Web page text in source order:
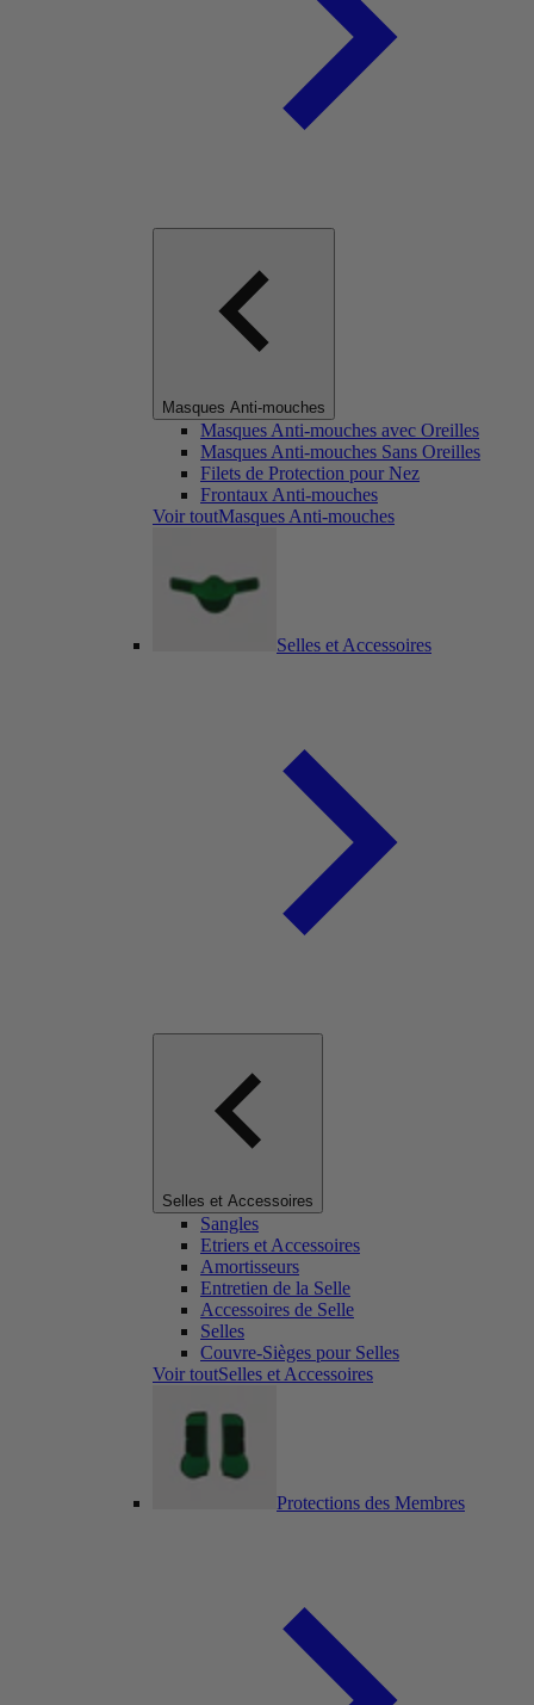
Masques Anti-mouches
Masques Anti-mouches avec Oreilles
Masques Anti-mouches Sans Oreilles
Filets de Protection pour Nez
Frontaux Anti-mouches
Voir toutMasques Anti-mouches
Selles et Accessoires
Selles et Accessoires
Sangles
Etriers et Accessoires
Amortisseurs
Entretien de la Selle
Accessoires de Selle
Selles
Couvre-Sièges pour Selles
Voir toutSelles et Accessoires
Protections des Membres